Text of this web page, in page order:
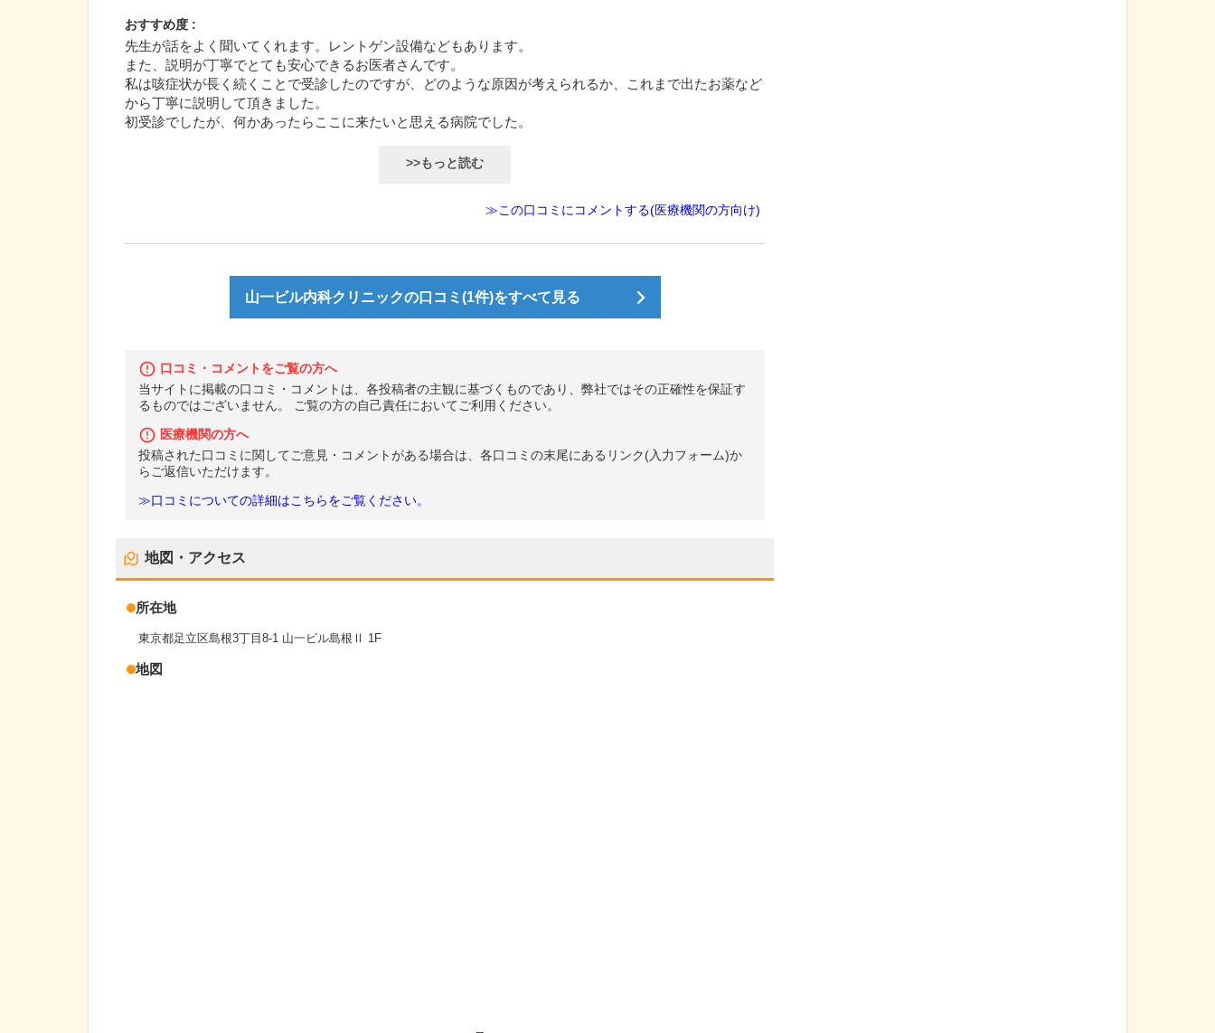
おすすめ度 :
先生が話をよく聞いてくれます。レントゲン設備などもあります。
また、説明が丁寧でとても安心できるお医者さんです。
私は咳症状が長く続くことで受診したのですが、どのような原因が考えられるか、これまで出たお薬など
から丁寧に説明して頂きました。
初受診でしたが、何かあったらここに来たいと思える病院でした。
>>もっと読む
≫この口コミにコメントする(医療機関の方向け)
山一ビル内科クリニックの口コミ(1件)をすべて見る
口コミ・コメントをご覧の方へ
当サイトに掲載の口コミ・コメントは、各投稿者の主観に基づくものであり、弊社ではその正確性を保証す
るものではございません。 ご覧の方の自己責任においてご利用ください。
医療機関の方へ
投稿された口コミに関してご意見・コメントがある場合は、各口コミの末尾にあるリンク(入力フォーム)か
らご返信いただけます。
≫口コミについての詳細はこちらをご覧ください。
地図・アクセス
所在地
東京都足立区島根3丁目8-1 山一ビル島根Ⅱ 1F
地図